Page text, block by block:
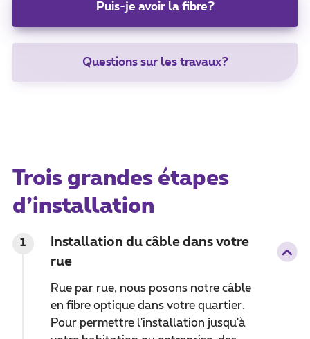
Puis-je avoir la fibre?
Questions sur les travaux?
Trois grandes étapes
d’installation
1
Installation du câble dans votre
rue
Rue par rue, nous posons notre câble
en fibre optique dans votre quartier.
Pour permettre l'installation jusqu'à